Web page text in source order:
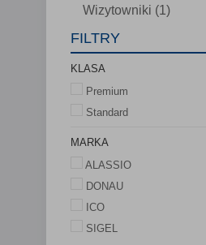
Wizytowniki (1)
FILTRY
KLASA
Premium
Standard
MARKA
ALASSIO
DONAU
ICO
SIGEL